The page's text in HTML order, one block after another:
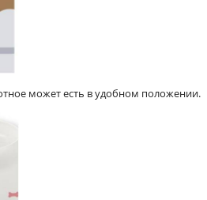
может есть в удобном положении.